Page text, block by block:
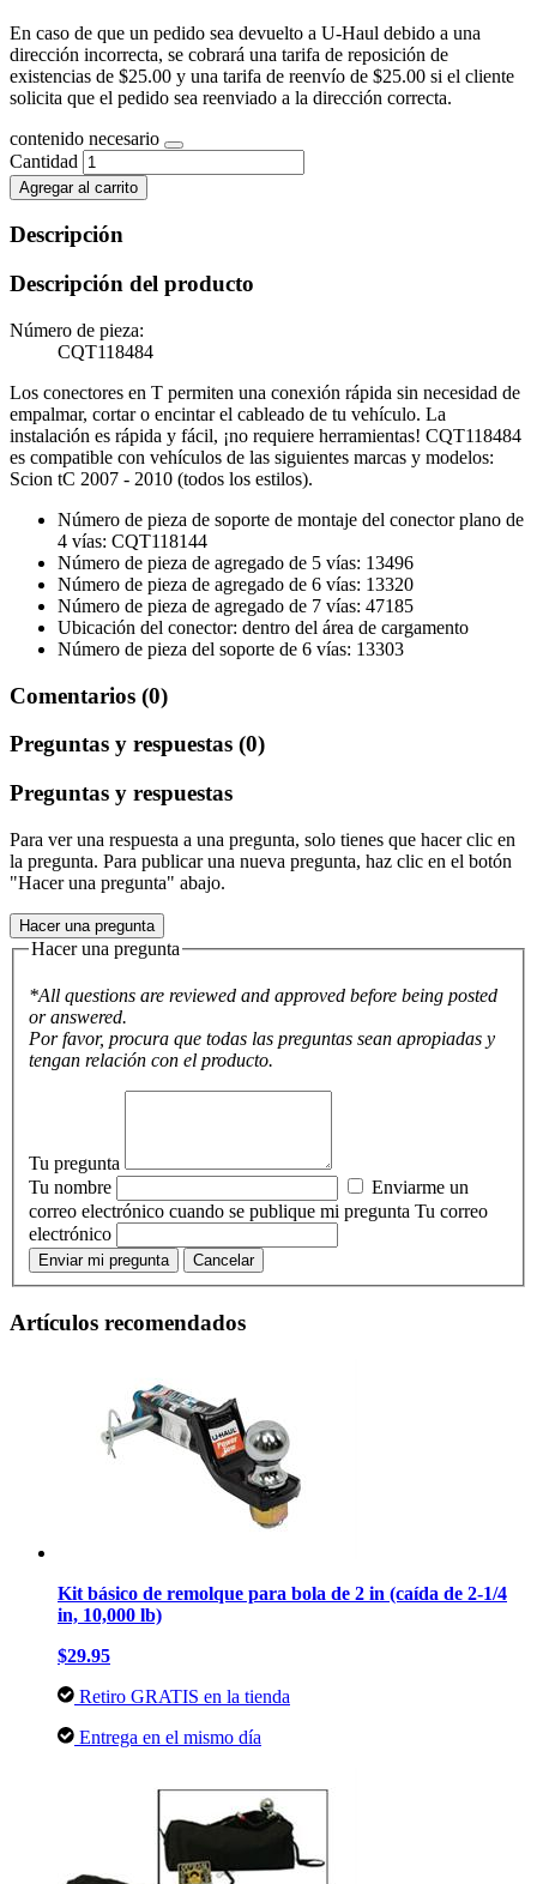
En caso de que un pedido sea devuelto a U-Haul debido a una
dirección incorrecta, se cobrará una tarifa de reposición de
existencias de $25.00 y una tarifa de reenvío de $25.00 si el cliente
solicita que el pedido sea reenviado a la dirección correcta.
contenido necesario
Cantidad
Agregar al carrito
Descripción
Descripción del producto
Número de pieza:
CQT118484
Los conectores en T permiten una conexión rápida sin necesidad de
empalmar, cortar o encintar el cableado de tu vehículo. La
instalación es rápida y fácil, ¡no requiere herramientas! CQT118484
es compatible con vehículos de las siguientes marcas y modelos:
Scion tC 2007 - 2010 (todos los estilos).
Número de pieza de soporte de montaje del conector plano de
4 vías: CQT118144
Número de pieza de agregado de 5 vías: 13496
Número de pieza de agregado de 6 vías: 13320
Número de pieza de agregado de 7 vías: 47185
Ubicación del conector: dentro del área de cargamento
Número de pieza del soporte de 6 vías: 13303
Comentarios (0)
Preguntas y respuestas (0)
Preguntas y respuestas
Para ver una respuesta a una pregunta, solo tienes que hacer clic en
la pregunta. Para publicar una nueva pregunta, haz clic en el botón
"Hacer una pregunta" abajo.
Hacer una pregunta
Hacer una pregunta
*All questions are reviewed and approved before being posted
or answered.
Por favor, procura que todas las preguntas sean apropiadas y
tengan relación con el producto.
Tu pregunta
Tu nombre
Enviarme un
correo electrónico cuando se publique mi pregunta Tu correo
electrónico
Enviar mi pregunta Cancelar
Artículos recomendados
Kit básico de remolque para bola de 2 in (caída de 2-1/4
in, 10,000 lb)
$29.95
Retiro GRATIS en la tienda
Entrega en el mismo día